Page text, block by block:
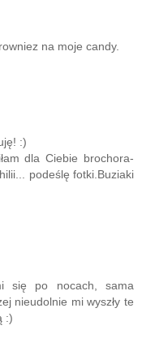
na moje candy.
:)
dla Ciebie brochora-
podeślę fotki.Buziaki
się po nocach, sama
nieudolnie mi wyszły te
:)